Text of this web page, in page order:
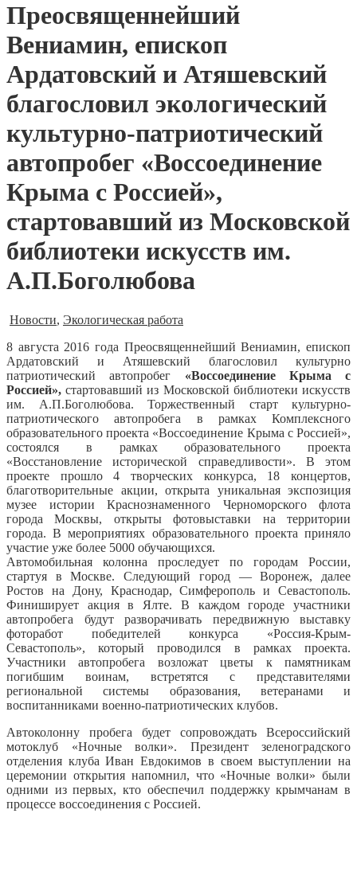
Преосвященнейший
Вениамин, епископ
Ардатовский и Атяшевский
благословил экологический
культурно-патриотический
автопробег «Воссоединение
Крыма с Россией»,
стартовавший из Московской
библиотеки искусств им.
А.П.Боголюбова
Новости, Экологическая работа
8 августа 2016 года Преосвященнейший Вениамин, епископ
Ардатовский и Атяшевский благословил культурно
патриотический автопробег «Воссоединение Крыма с
Россией»,стартовавший из Московской библиотеки искусств
им. А.П.Боголюбова. Торжественный старт культурно-
патриотического автопробега в рамках Комплексного
образовательного проекта «Воссоединение Крыма с Россией»,
состоялся в рамках образовательного проекта
«Восстановление исторической справедливости». В этом
проекте прошло 4 творческих конкурса, 18 концертов,
благотворительные акции, открыта уникальная экспозиция
музее истории Краснознаменного Черноморского флота
города Москвы, открыты фотовыставки на территории
города. В мероприятиях образовательного проекта приняло
участие уже более 5000 обучающихся.
Автомобильная колонна проследует по городам России,
стартуя в Москве. Следующий город — Воронеж, далее
Ростов на Дону, Краснодар, Симферополь и Севастополь.
Финиширует акция в Ялте. В каждом городе участники
автопробега будут разворачивать передвижную выставку
фоторабот победителей конкурса «Россия-Крым-
Севастополь», который проводился в рамках проекта.
Участники автопробега возложат цветы к памятникам
погибшим воинам, встретятся с представителями
региональной системы образования, ветеранами и
воспитанниками военно-патриотических клубов.
Автоколонну пробега будет сопровождать Всероссийский
мотоклуб «Ночные волки». Президент зеленоградского
отделения клуба Иван Евдокимов в своем выступлении на
церемонии открытия напомнил, что «Ночные волки» были
одними из первых, кто обеспечил поддержку крымчанам в
процессе воссоединения с Россией.